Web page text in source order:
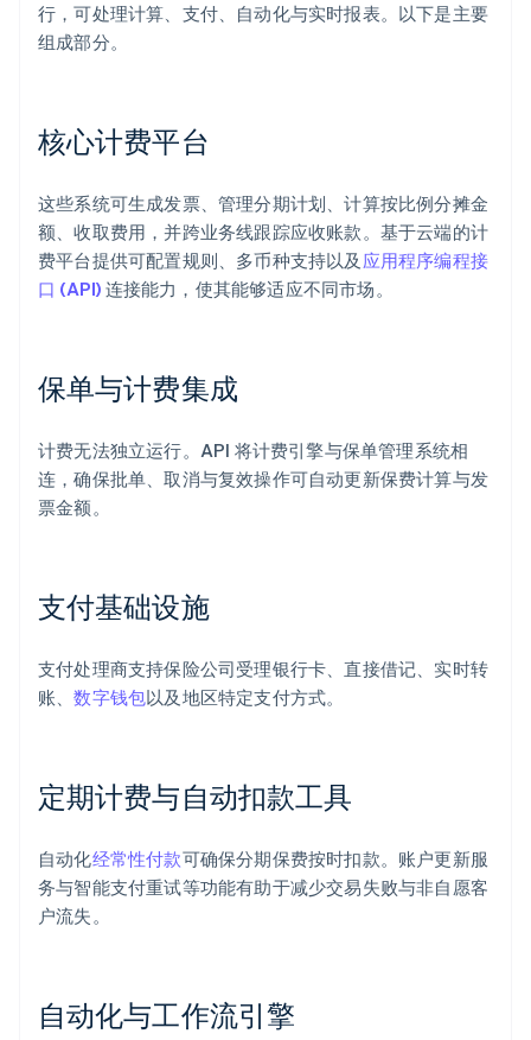
行，可处理计算、支付、自动化与实时报表。以下是主要
组成部分。
核心计费平台
这些系统可生成发票、管理分期计划、计算按比例分摊金
额、收取费用，并跨业务线跟踪应收账款。基于云端的计
费平台提供可配置规则、多币种支持以及 应用程序编程接
口 (API) 连接能力，使其能够适应不同市场。
保单与计费集成
计费无法独立运行。API 将计费引擎与保单管理系统相
连，确保批单、取消与复效操作可自动更新保费计算与发
票金额。
支付基础设施
支付处理商支持保险公司受理银行卡、直接借记、实时转
账、数字钱包以及地区特定支付方式。
定期计费与自动扣款工具
自动化经常性付款可确保分期保费按时扣款。账户更新服
务与智能支付重试等功能有助于减少交易失败与非自愿客
户流失。
自动化与工作流引擎